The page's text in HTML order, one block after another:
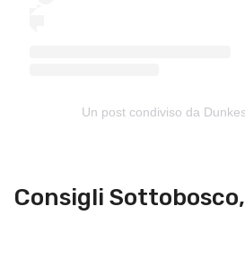
Un post condiviso da
Consigli